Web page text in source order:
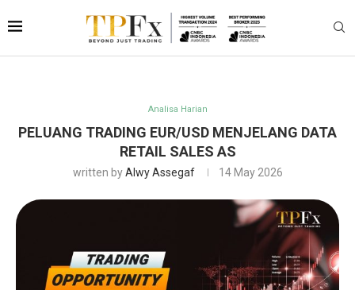
Analisa Harian
PELUANG TRADING EUR/USD MENJELANG DATA
RETAIL SALES AS
written byAlwy Assegaf 14 May 2026